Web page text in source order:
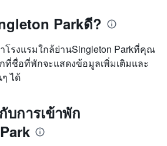
Parkดี?
โรงแรมใกล้ย่านSingleton Parkที่คุณ
ที่ชื่อที่พักจะแสดงข้อมูลเพิ่มเติมและ
ได้
บการเข้าพัก